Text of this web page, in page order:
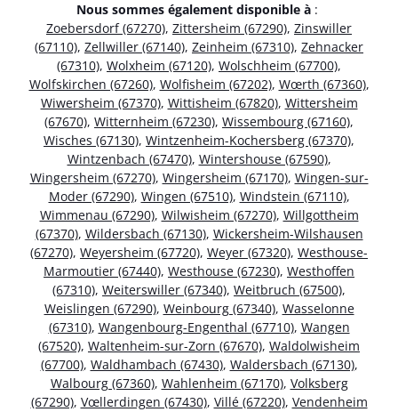
Nous sommes également disponible à :
Zoebersdorf (67270), Zittersheim (67290), Zinswiller
(67110), Zellwiller (67140), Zeinheim (67310), Zehnacker
(67310), Wolxheim (67120), Wolschheim (67700),
Wolfskirchen (67260), Wolfisheim (67202), Wœrth (67360),
Wiwersheim (67370), Wittisheim (67820), Wittersheim
(67670), Witternheim (67230), Wissembourg (67160),
Wisches (67130), Wintzenheim-Kochersberg (67370),
Wintzenbach (67470), Wintershouse (67590),
Wingersheim (67270), Wingersheim (67170), Wingen-sur-
Moder (67290), Wingen (67510), Windstein (67110),
Wimmenau (67290), Wilwisheim (67270), Willgottheim
(67370), Wildersbach (67130), Wickersheim-Wilshausen
(67270), Weyersheim (67720), Weyer (67320), Westhouse-
Marmoutier (67440), Westhouse (67230), Westhoffen
(67310), Weiterswiller (67340), Weitbruch (67500),
Weislingen (67290), Weinbourg (67340), Wasselonne
(67310), Wangenbourg-Engenthal (67710), Wangen
(67520), Waltenheim-sur-Zorn (67670), Waldolwisheim
(67700), Waldhambach (67430), Waldersbach (67130),
Walbourg (67360), Wahlenheim (67170), Volksberg
(67290), Vœllerdingen (67430), Villé (67220), Vendenheim